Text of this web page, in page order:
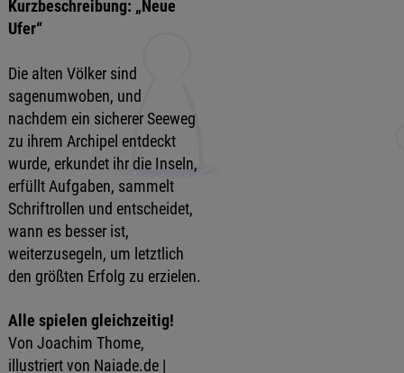
Kurzbeschreibung: „Neue
Ufer“
Die alten Völker sind
sagenumwoben, und
nachdem ein sicherer Seeweg
zu ihrem Archipel entdeckt
wurde, erkundet ihr die Inseln,
erfüllt Aufgaben, sammelt
Schriftrollen und entscheidet,
wann es besser ist,
weiterzusegeln, um letztlich
den größten Erfolg zu erzielen.
Alle spielen gleichzeitig!
Von Joachim Thome,
illustriert von Naiade.de |